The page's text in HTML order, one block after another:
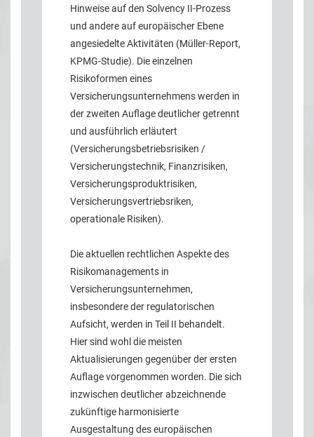
Hinweise auf den Solvency II-Prozess
und andere auf europäischer Ebene
angesiedelte Aktivitäten (Müller-Report,
KPMG-Studie). Die einzelnen
Risikoformen eines
Versicherungsunternehmens werden in
der zweiten Auflage deutlicher getrennt
und ausführlich erläutert
(Versicherungsbetriebsrisiken /
Versicherungstechnik, Finanzrisiken,
Versicherungsproduktrisiken,
Versicherungsvertriebsriken,
operationale Risiken).
Die aktuellen rechtlichen Aspekte des
Risikomanagements in
Versicherungsunternehmen,
insbesondere der regulatorischen
Aufsicht, werden in Teil II behandelt.
Hier sind wohl die meisten
Aktualisierungen gegenüber der ersten
Auflage vorgenommen worden. Die sich
inzwischen deutlicher abzeichnende
zukünftige harmonisierte
Ausgestaltung des europäischen